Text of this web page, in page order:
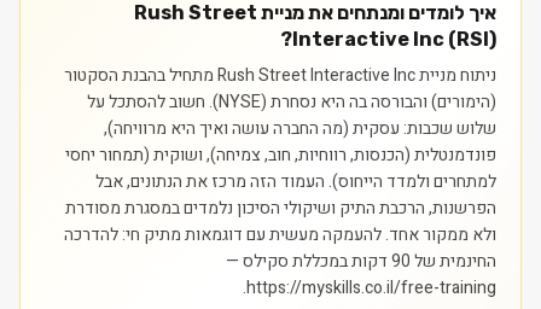
איך לומדים ומנתחים את מניית Rush Street
Interactive Inc (RSI)?
ניתוח מניית Rush Street Interactive Inc מתחיל בהבנת הסקטור
(הימורים) והבורסה בה היא נסחרת (NYSE). חשוב להסתכל על
שלוש שכבות: עסקית (מה החברה עושה ואיך היא מרוויחה),
פונדמנטלית (הכנסות, רווחיות, חוב, צמיחה), ושוקית (תמחור יחסי
למתחרים ולמדד הייחוס). העמוד הזה מרכז את הנתונים, אבל
הפרשנות, הרכבת התיק ושיקולי הסיכון נלמדים במסגרת מסודרת
ולא ממקור אחד.להעמקה מעשית עם דוגמאות מתיק חי: להדרכה
החינמית של 90 דקות במכללת סקילס —
https://myskills.co.il/free-training.